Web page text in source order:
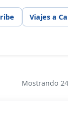
Viajes a
Mostrando